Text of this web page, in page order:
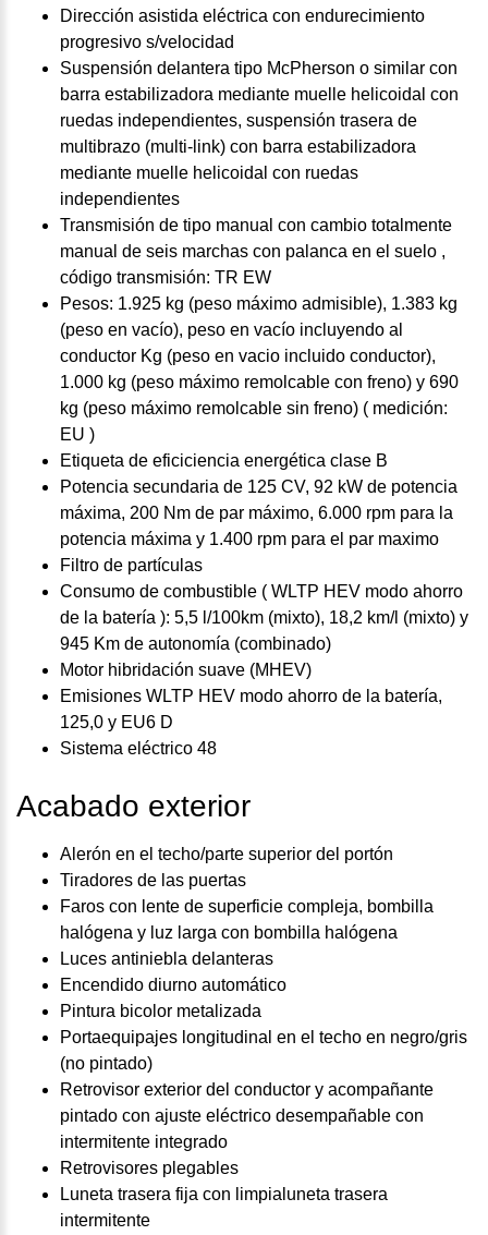
Dirección asistida eléctrica con endurecimiento
progresivo s/velocidad
Suspensión delantera tipo McPherson o similar con
barra estabilizadora mediante muelle helicoidal con
ruedas independientes, suspensión trasera de
multibrazo (multi-link) con barra estabilizadora
mediante muelle helicoidal con ruedas
independientes
Transmisión de tipo manual con cambio totalmente
manual de seis marchas con palanca en el suelo ,
código transmisión: TR EW
Pesos: 1.925 kg (peso máximo admisible), 1.383 kg
(peso en vacío), peso en vacío incluyendo al
conductor Kg (peso en vacio incluido conductor),
1.000 kg (peso máximo remolcable con freno) y 690
kg (peso máximo remolcable sin freno) ( medición:
EU )
Etiqueta de eficiciencia energética clase B
Potencia secundaria de 125 CV, 92 kW de potencia
máxima, 200 Nm de par máximo, 6.000 rpm para la
potencia máxima y 1.400 rpm para el par maximo
Filtro de partículas
Consumo de combustible ( WLTP HEV modo ahorro
de la batería ): 5,5 l/100km (mixto), 18,2 km/l (mixto) y
945 Km de autonomía (combinado)
Motor hibridación suave (MHEV)
Emisiones WLTP HEV modo ahorro de la batería,
125,0 y EU6 D
Sistema eléctrico 48
Acabado exterior
Alerón en el techo/parte superior del portón
Tiradores de las puertas
Faros con lente de superficie compleja, bombilla
halógena y luz larga con bombilla halógena
Luces antiniebla delanteras
Encendido diurno automático
Pintura bicolor metalizada
Portaequipajes longitudinal en el techo en negro/gris
(no pintado)
Retrovisor exterior del conductor y acompañante
pintado con ajuste eléctrico desempañable con
intermitente integrado
Retrovisores plegables
Luneta trasera fija con limpialuneta trasera
intermitente